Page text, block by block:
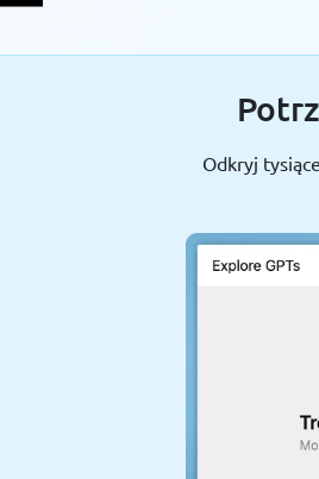
Odkryj